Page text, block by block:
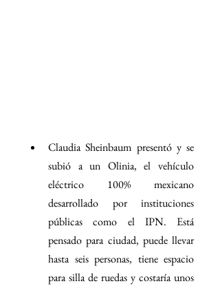
Claudia Sheinbaum presentó y se
subió a un Olinia, el vehículo
eléctrico 100% mexicano
desarrollado por instituciones
públicas como el IPN. Está
pensado para ciudad, puede llevar
hasta seis personas, tiene espacio
para silla de ruedas y costaría unos